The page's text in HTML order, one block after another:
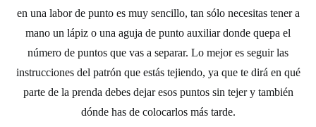
en una labor de punto es muy sencillo, tan sólo necesitas tener a
mano un lápiz o una aguja de punto auxiliar donde quepa el
número de puntos que vas a separar. Lo mejor es seguir las
instrucciones del patrón que estás tejiendo, ya que te dirá en qué
parte de la prenda debes dejar esos puntos sin tejer y también
dónde has de colocarlos más tarde.